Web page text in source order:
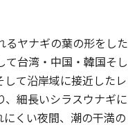
ヤナギの葉の形をした
台湾・中国・韓国そし
て沿岸域に接近したレ
、細長いシラスウナギに
くい夜間、潮の干満の